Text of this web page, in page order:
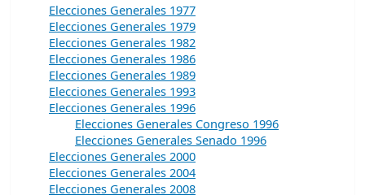
Elecciones Generales 1977
Elecciones Generales 1979
Elecciones Generales 1982
Elecciones Generales 1986
Elecciones Generales 1989
Elecciones Generales 1993
Elecciones Generales 1996
Elecciones Generales Congreso 1996
Elecciones Generales Senado 1996
Elecciones Generales 2000
Elecciones Generales 2004
Elecciones Generales 2008